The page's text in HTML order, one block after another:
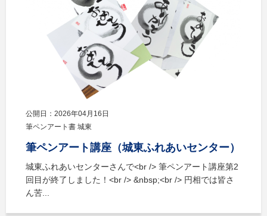
公開日：2026年04月16日
筆ペンアート書 城東
筆ペンアート講座（城東ふれあいセンター）
城東ふれあいセンターさんで<br /> 筆ペンアート講座第2
回目が終了しました！<br /> &nbsp;<br /> 円相では皆さ
ん苦...